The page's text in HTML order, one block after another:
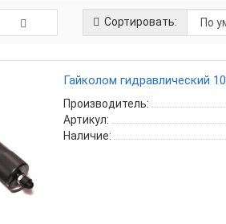
Сортировать:
Гайколом гидравлический
Производитель:
Артикул:
Наличие: